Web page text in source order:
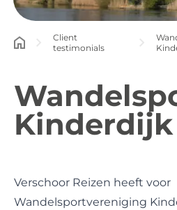
Client
testimonials
Kinderdijk
Verschoor Reizen heeft voor
Wandelsportvereniging